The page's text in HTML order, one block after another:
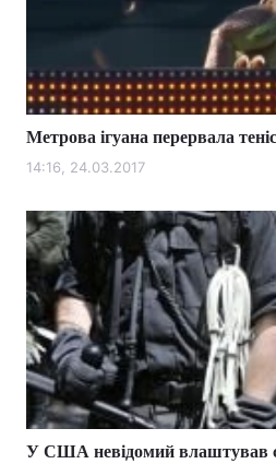
Метрова ігуана перервала
14:16, 24.03.2017
У США невідомий влаштував